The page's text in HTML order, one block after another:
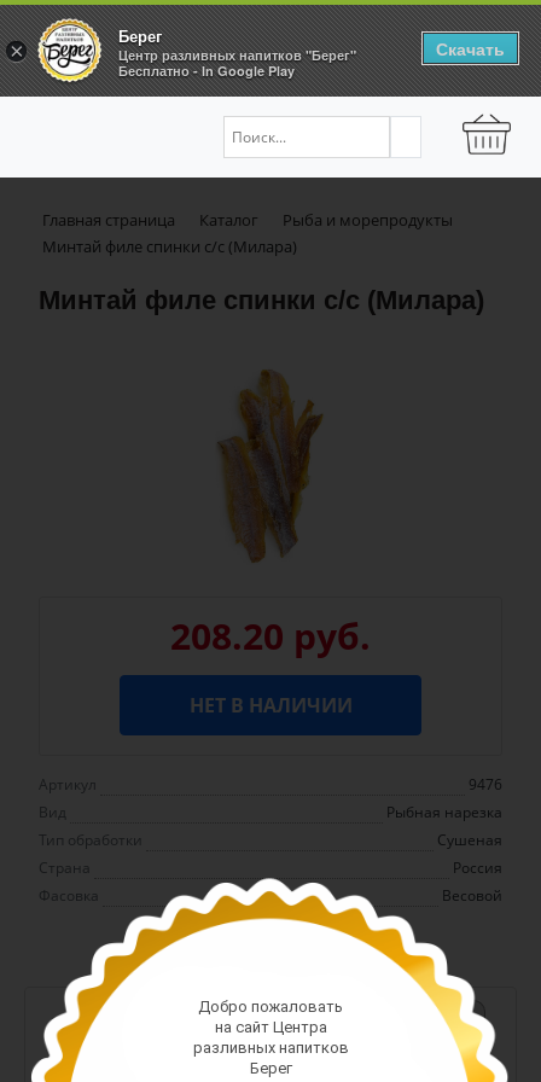
Главная страница Каталог
Рыба и морепродукты
Минтай филе спинки с/с (Милара)
Минтай филе спинки с/с (Милара)
208.20 руб.
НЕТ В НАЛИЧИИ
Артикул
9476
Вид
Рыбная нарезка
Тип обработки
Сушеная
Страна
Россия
Фасовка
Весовой
Арт. 13380
Добро пожаловать
на сайт Центра
разливных напитков
Берег
×
Берег
Центр разливных напитков "Берег"
Бесплатно - In Google Play
Скачать